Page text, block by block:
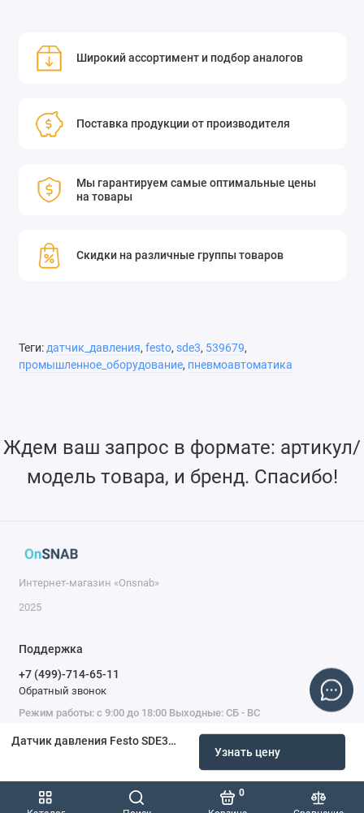
0
Датчик давления Festo SDE3-... 539679
Узнать цену
Широкий ассортимент и подбор аналогов
Поставка продукции от производителя
Мы гарантируем самые оптимальные цены
на товары
Скидки на различные группы товаров
Теги:датчик_давления, festo, sde3, 539679,
промышленное_оборудование, пневмоавтоматика
Ждем ваш запрос в формате: артикул/
модель товара, и бренд. Спасибо!
Интернет-магазин «Onsnab»
2025
Поддержка
+7 (499)-714-65-11
Обратный звонок
Режим работы: с 9:00 до 18:00 Выходные: СБ - ВС